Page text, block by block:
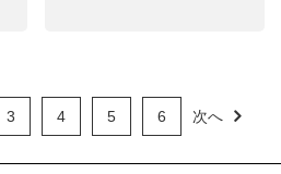
3 4 5 6 次へ